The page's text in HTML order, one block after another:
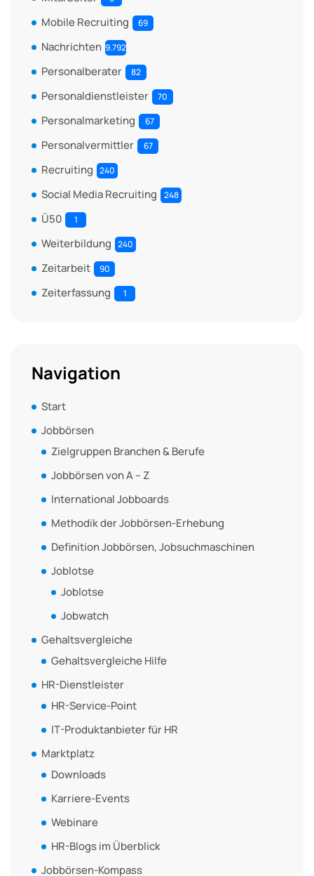
Mobile Recruiting 69
Nachrichten 9.792
Personalberater 82
Personaldienstleister 70
Personalmarketing 67
Personalvermittler 67
Recruiting 240
Social Media Recruiting 248
Ü50 1
Weiterbildung 240
Zeitarbeit 90
Zeiterfassung 1
Navigation
Start
Jobbörsen
Zielgruppen Branchen & Berufe
Jobbörsen von A – Z
International Jobboards
Methodik der Jobbörsen-Erhebung
Definition Jobbörsen, Jobsuchmaschinen
Joblotse
Joblotse
Jobwatch
Gehaltsvergleiche
Gehaltsvergleiche Hilfe
HR-Dienstleister
HR-Service-Point
IT-Produktanbieter für HR
Marktplatz
Downloads
Karriere-Events
Webinare
HR-Blogs im Überblick
Jobbörsen-Kompass